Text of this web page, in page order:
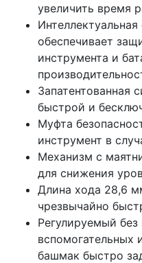
увеличить время
обеспечивает
инструмента и
Запатентованная
быстрой и
Муфта
инструмент в
Механизм с
для снижения
Длина хода 28,6
чрезвычайно
Регулируемый
вспомогательных
башмак быстро